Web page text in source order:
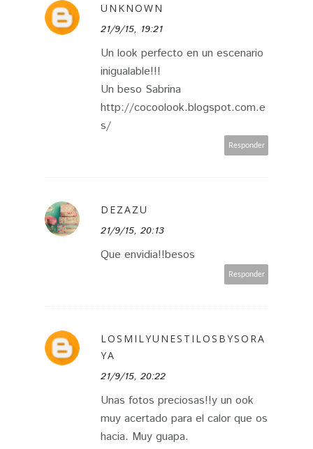
UNKNOWN
21/9/15, 19:21
Un look perfecto en un escenario
inigualable!!!
Un beso Sabrina
http://cocoolook.blogspot.com.e
s/
Responder
DEZAZU
21/9/15, 20:13
Que envidia!!besos
Responder
LOSMILYUNESTILOSBYSORA
YA
21/9/15, 20:22
Unas fotos preciosas!!y un ook
muy acertado para el calor que os
hacia. Muy guapa.